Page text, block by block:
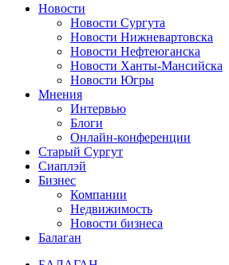
Новости
Новости Сургута
Новости Нижневартовска
Новости Нефтеюганска
Новости Ханты-Мансийска
Новости Югры
Мнения
Интервью
Блоги
Онлайн-конференции
Старый Сургут
Сиаплэй
Бизнес
Компании
Недвижимость
Новости бизнеса
Балаган